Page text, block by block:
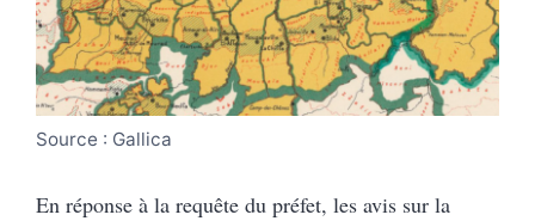
Source : Gallica
En réponse à la requête du préfet, les avis sur la